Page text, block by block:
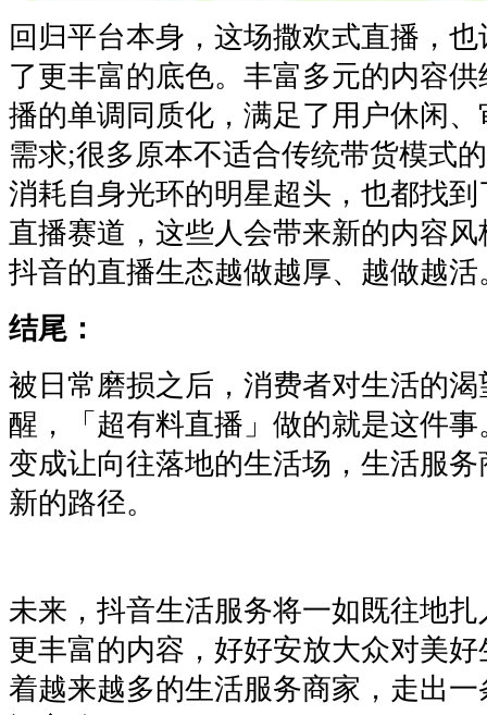
回归平台本身，这场撒欢式直播，
了更丰富的底色。丰富多元的内容
播的单调同质化，满足了用户休闲
需求;很多原本不适合传统带货模式
消耗自身光环的明星超头，也都找
直播赛道，这些人会带来新的内容
抖音的直播生态越做越厚、越做越活
结尾：
被日常磨损之后，消费者对生活的
醒，「超有料直播」做的就是这件
变成让向往落地的生活场，生活服
新的路径。
未来，抖音生活服务将一如既往地
更丰富的内容，好好安放大众对美
着越来越多的生活服务商家，走出